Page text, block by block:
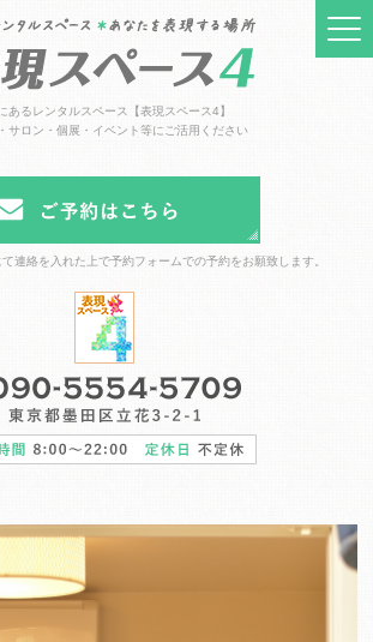
あるレンタルスペース【表現スペース4】
サロン・個展・イベント等にご活用ください
連絡を入れた上で予約フォームでの予約をお願致します。